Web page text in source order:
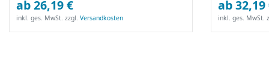
ab 26,19 €
inkl. ges. MwSt. zzgl.Versandkosten
ab 32,19
inkl. ges. MwSt.